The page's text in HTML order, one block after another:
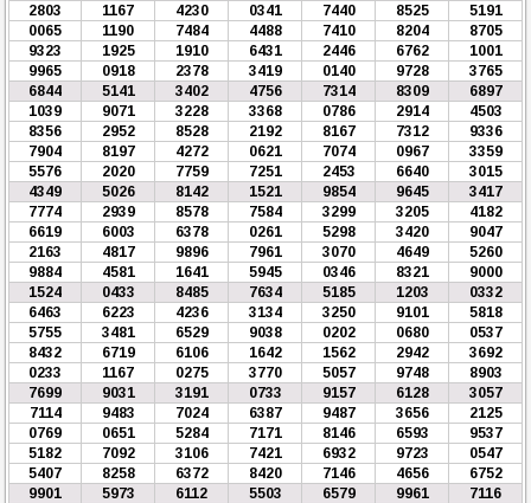
2803
1167 4230 0341 7440 8525
5191
0065
1190 7484 4488 7410 8204
8705
9323
1925 1910 6431 2446 6762
1001
9965
0918 2378 3419 0140 9728
3765
6844
5141 3402 4756 7314 8309
6897
1039
9071 3228 3368 0786 2914
4503
8356
2952 8528 2192 8167 7312
9336
7904
8197 4272 0621 7074 0967
3359
5576
2020 7759 7251 2453 6640
3015
4349
5026 8142 1521 9854 9645
3417
7774
2939 8578 7584 3299 3205
4182
6619
6003 6378 0261 5298 3420
9047
2163
4817 9896 7961 3070 4649
5260
9884
4581 1641 5945 0346 8321
9000
1524
0433 8485 7634 5185 1203
0332
6463
6223 4236 3134 3250 9101
5818
5755
3481 6529 9038 0202 0680
0537
8432
6719 6106 1642 1562 2942
3692
0233
1167 0275 3770 5057 9748
8903
7699
9031 3191 0733 9157 6128
3057
7114
9483 7024 6387 9487 3656
2125
0769
0651 5284 7171 8146 6593
9537
5182
7092 3106 7421 6932 9723
0547
5407
8258 6372 8420 7146 4656
6752
9901
5973 6112 5503 6579 9961
7116